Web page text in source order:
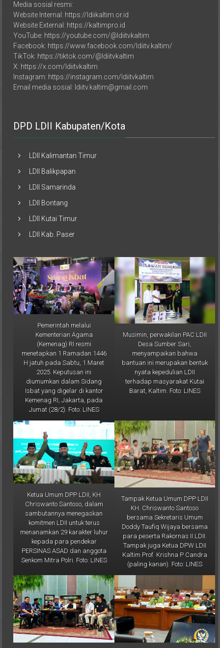
Website Internal: https://ldiikaltim.or.id
Website External: https://kaltimpro.id
YouTube: https://youtube.com/@ldiitvkaltim
Facebook: https://www.facebook.com/ldiitv.kaltim/
TikTok: https://tiktok.com/@ldiitvkaltim
X: https://x.com/ldiitvkaltim
Instagram: https://instagram.com/ldiitvkaltim
Email media sosial: ldiitv.kaltim@gmail.com
LDII Samarinda
LDII Kutai Timur
Pemerintah melalui
Kementerian Agama
(Kemenag) RI resmi
menetapkan 1 Ramadan 1446
H jatuh pada Sabtu, 1 Maret
2025. Keputusan ini
diumumkan dalam Sidang
Isbat yang digelar di kantor
Kemenag RI, Jakarta, pada
Jumat (28/2). Foto: LINES
Musimin, perwakilan PAC LDII
Desa Sumber Sari,
menyampaikan bahwa
bantuan ini merupakan bentuk
nyata kepedulian LDII
terhadap masyarakat Kutai
Barat, Kaltim. Foto: LINES
Ketua Umum DPP LDII, KH
Chriswanto Santoso, dalam
sambutannya menegaskan
komitmen LDII untuk terus
menanamkan 29 karakter luhur
kepada para pendekar
PERSINAS ASAD dan anggota
Senkom Mitra Polri. Foto: LINES
Tampak Ketua Umum DPP LDII
KH. Chriswanto Santoso
bersama Sekretaris Umum
Doddy Taufiq Wijaya bersama
para peserta Rakornas II LDII.
Tampak juga Ketua DPW LDII
Kaltim Prof. Krishna P Candra
(paling kanan). Foto: LINES
Tampak juga Wakil Ketua DPW
Imam Bashori perwakilan DPP